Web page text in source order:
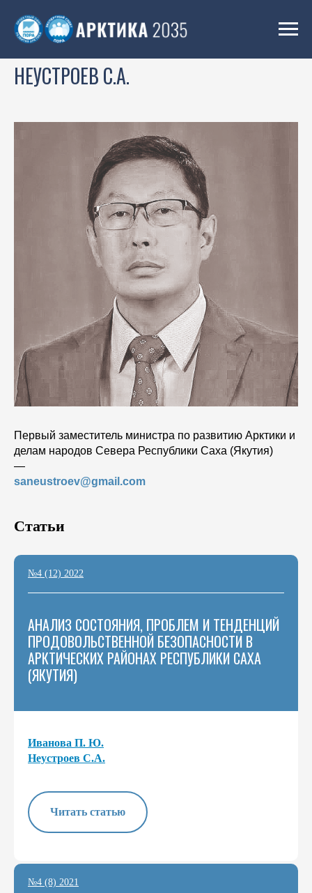
НЕУСТРОЕВ С.А.
Первый заместитель министра по развитию Арктики и
делам народов Севера Республики Саха (Якутия)
―
saneustroev@gmail.com
Статьи
№4 (12) 2022
АНАЛИЗ СОСТОЯНИЯ, ПРОБЛЕМ И ТЕНДЕНЦИЙ
ПРОДОВОЛЬСТВЕННОЙ БЕЗОПАСНОСТИ В
АРКТИЧЕСКИХ РАЙОНАХ РЕСПУБЛИКИ САХА
(ЯКУТИЯ)
Иванова П. Ю.
Неустроев С.А.
Читать статью
№4 (8) 2021